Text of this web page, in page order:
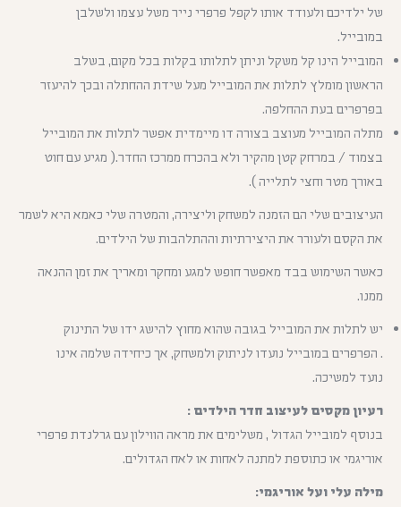
של ילדיכם ולעודד אותו לקפל פרפרי נייר משל עצמו ולשלבן
במובייל.
המובייל הינו קל משקל וניתן לתלותו בקלות בכל מקום, בשלב
הראשון מומלץ לתלות את המובייל מעל שידת ההחתלה ובכך להיעזר
בפרפרים בעת ההחלפה.
מתלה המובייל מעוצב בצורה דו מיימדית אפשר לתלות את המובייל
בצמוד / במרחק קטן מהקיר ולא בהכרח ממרכז החדר.( מגיע עם חוט
באורך מטר וחצי לתלייה ).
העיצובים שלי הם הזמנה למשחק וליצירה, והמטרה שלי כאמא היא לשמר
את הקסם ולעורר את היצירתיות וההתלהבות של הילדים.
כאשר השימוש בבד מאפשר חופש למגע ומחקר ומאריך את זמן ההנאה
ממנו.
יש לתלות את המובייל בגובה שהוא מחוץ להישג ידו של התינוק
. הפרפרים במובייל נועדו לניתוק ולמשחק, אך כיחידה שלמה אינו
נועד למשיכה.
רעיון מקסים לעיצוב חדר הילדים :
בנוסף למובייל הגדול , משלימים את מראה הווילון עם גרלנדת פרפרי
אוריגמי או כתוספת למתנה לאחות או לאח הגדולים.
מילה עלי ועל אוריגמי: